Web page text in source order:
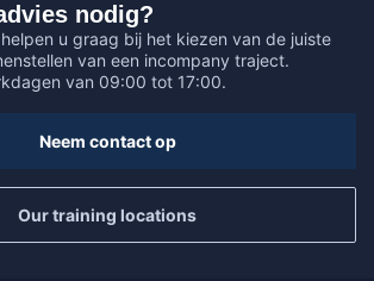
nodig?
u graag bij het kiezen van de juiste
van een incompany traject.
van 09:00 tot 17:00.
Neem contact op
Our training locations